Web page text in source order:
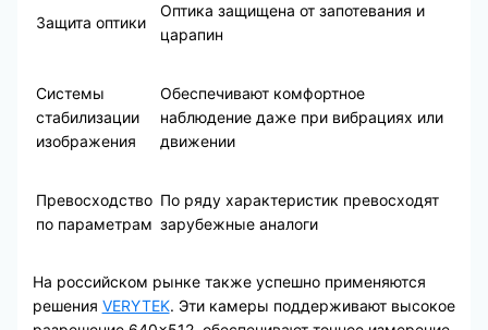
Защита оптики
Оптика защищена от запотевания и
царапин
Системы
стабилизации
изображения
Обеспечивают комфортное
наблюдение даже при вибрациях или
движении
Превосходство
по параметрам
По ряду характеристик превосходят
зарубежные аналоги
На российском рынке также успешно применяются
решения VERYTEK. Эти камеры поддерживают высокое